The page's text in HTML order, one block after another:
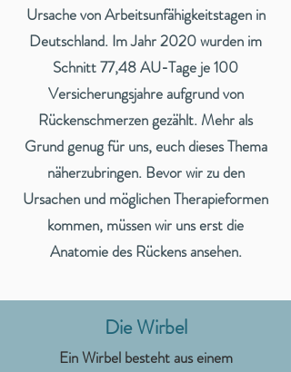
Ursache von Arbeitsunfähigkeitstagen in
Deutschland. Im Jahr 2020 wurden im
Schnitt 77,48 AU-Tage je 100
Versicherungsjahre aufgrund von
Rückenschmerzen gezählt. Mehr als
Grund genug für uns, euch dieses Thema
näherzubringen. Bevor wir zu den
Ursachen und möglichen Therapieformen
kommen, müssen wir uns erst die
Anatomie des Rückens ansehen.
Die Wirbel
Ein Wirbel besteht aus einem